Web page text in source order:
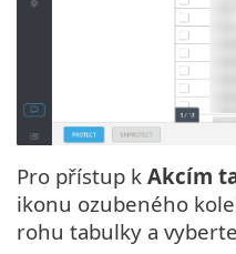
Pro přístup k Akcím
ikonu ozubeného
rohu tabulky a